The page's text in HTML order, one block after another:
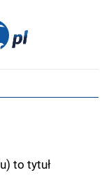
to tytuł